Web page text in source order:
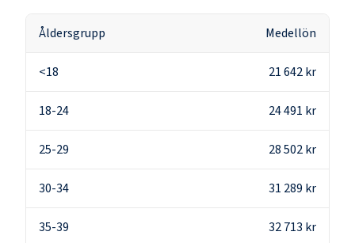
Åldersgrupp Medellön
<18 21 642 kr
18-24 24 491 kr
25-29 28 502 kr
30-34 31 289 kr
35-39 32 713 kr